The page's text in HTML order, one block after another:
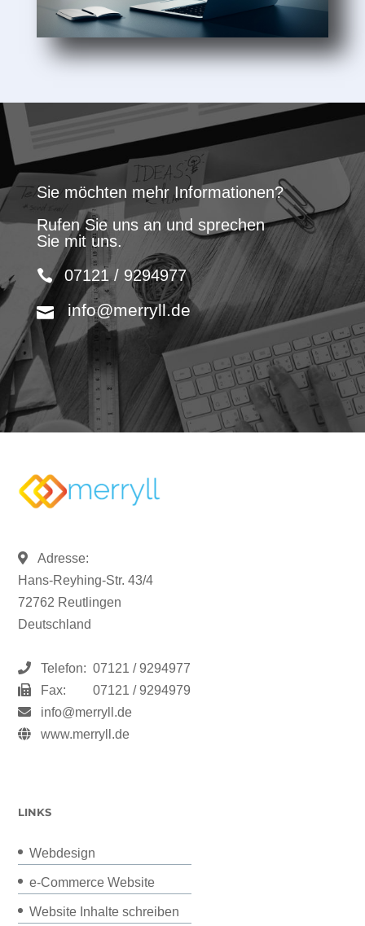
Sie möchten mehr Informationen?
Rufen Sie uns an und sprechen
Sie mit uns.
07121 / 9294977
info@merryll.de
Adresse:
Hans-Reyhing-Str. 43/4
72762 Reutlingen
Deutschland
Telefon: 07121 / 9294977
Fax:
07121 / 9294979
info@merryll.de
www.merryll.de
LINKS
Webdesign
e-Commerce Website
Website Inhalte schreiben